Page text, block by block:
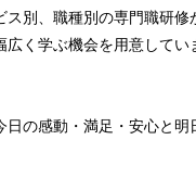
別、職種別の専門職研
く学ぶ機会を用意してい
の感動・満足・安心と